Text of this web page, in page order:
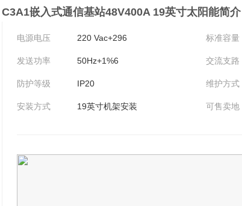
C3A1嵌入式通信基站48V400A 19英寸太阳能简介
电源电压 220 Vac+296 标准容量
发送功率 50Hz+1%6 交流支路
防护等级 IP20 维护方式
安装方式 19英寸机架安装 可售卖地